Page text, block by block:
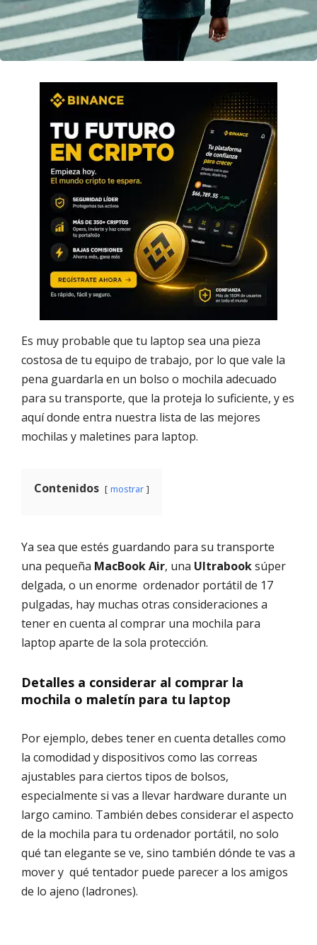
Es muy probable que tu laptop sea una pieza
costosa de tu equipo de trabajo, por lo que vale la
pena guardarla en un bolso o mochila adecuado
para su transporte, que la proteja lo suficiente, y es
aquí donde entra nuestra lista de las mejores
mochilas y maletines para laptop.
Contenidos mostrar
Ya sea que estés guardando para su transporte
una pequeña MacBook Air, una Ultrabooksúper
delgada, o un enorme ordenador portátil de 17
pulgadas, hay muchas otras consideraciones a
tener en cuenta al comprar una mochila para
laptop aparte de la sola protección.
Detalles a considerar al comprar la
mochila o maletín para tu laptop
Por ejemplo, debes tener en cuenta detalles como
la comodidad y dispositivos como las correas
ajustables para ciertos tipos de bolsos,
especialmente si vas a llevar hardware durante un
largo camino. También debes considerar el aspecto
de la mochila para tu ordenador portátil, no solo
qué tan elegante se ve, sino también dónde te vas a
mover y qué tentador puede parecer a los amigos
de lo ajeno (ladrones).